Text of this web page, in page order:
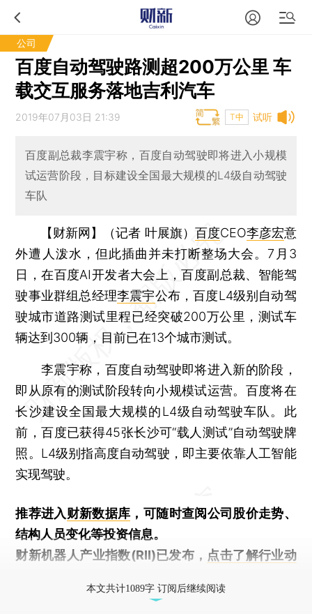
公司
百度自动驾驶路测超200万公里 车
载交互服务落地吉利汽车
试听
2019年07月03日 21:39 T中
百度副总裁李震宇称，百度自动驾驶即将进入小规模
试运营阶段，目标建设全国最大规模的L4级自动驾驶
车队
【财新网】（记者 叶展旗） 百度CEO李彦宏意
外遭人泼水，但此插曲并未打断整场大会。7月3
日，在百度AI开发者大会上，百度副总裁、智能驾
驶事业群组总经理李震宇公布，百度L4级别自动驾
驶城市道路测试里程已经突破200万公里，测试车
辆达到300辆，目前已在13个城市测试。
李震宇称，百度自动驾驶即将进入新的阶段，
即从原有的测试阶段转向小规模试运营。百度将在
长沙建设全国最大规模的L4级自动驾驶车队。此
前，百度已获得45张长沙可“载人测试”自动驾驶牌
照。L4级别指高度自动驾驶，即主要依靠人工智能
实现驾驶。
推荐进入财新数据库 ，可随时查阅公司股价走势、
结构人员变化等投资信息。
财新机器人产业指数(RII)已发布， 点击了解行业动
本文共计1089字 订阅后继续阅读